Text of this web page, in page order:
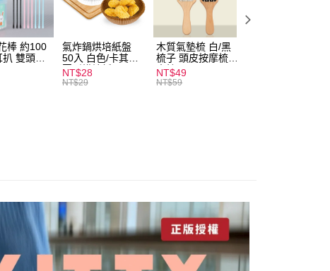
棒 約100
扒 雙頭棉
氣炸鍋烘培紙盤
50入 白色/卡其色
圓形烘焙紙
NT$28
NT$29
木質氣墊梳 白/黑
梳子 頭皮按摩梳
木梳
NT$49
NT$59